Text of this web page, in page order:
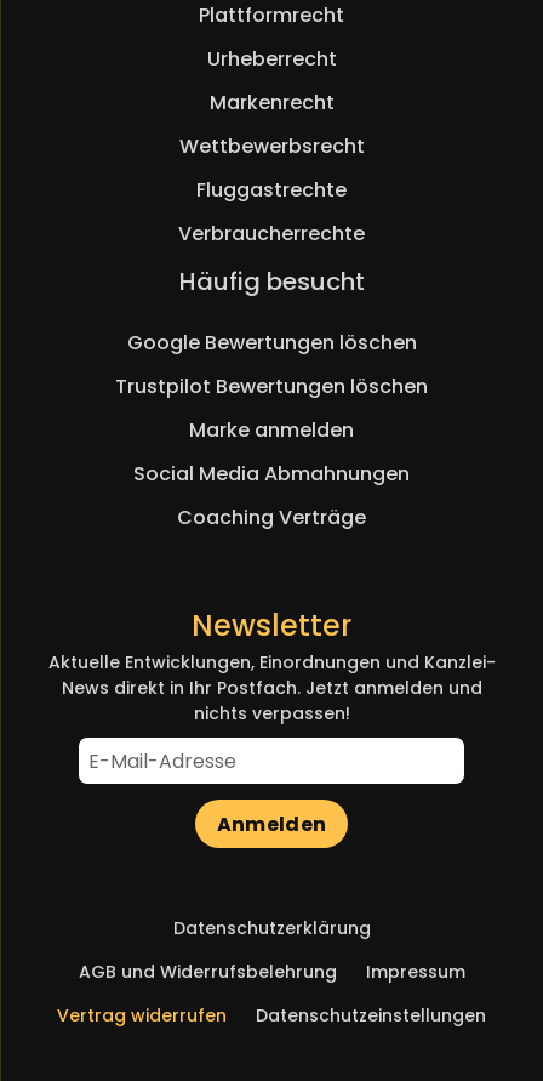
Plattformrecht
Urheberrecht
Markenrecht
Wettbewerbsrecht
Fluggastrechte
Verbraucherrechte
Häufig besucht
Google Bewertungen löschen
Trustpilot Bewertungen löschen
Marke anmelden
Social Media Abmahnungen
Coaching Verträge
Newsletter
Aktuelle Entwicklungen, Einordnungen und Kanzlei-
News direkt in Ihr Postfach. Jetzt anmelden und
nichts verpassen!
Anmelden
Navigation
Datenschutzerklärung
AGB und Widerrufsbelehrung
Impressum
Vertrag widerrufen
Datenschutzeinstellungen